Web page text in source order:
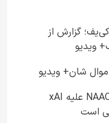
گزارش از
شان+ ویدیو
وزارت دادگستری آمریکا: شکایت NAACP علیه xAI
است